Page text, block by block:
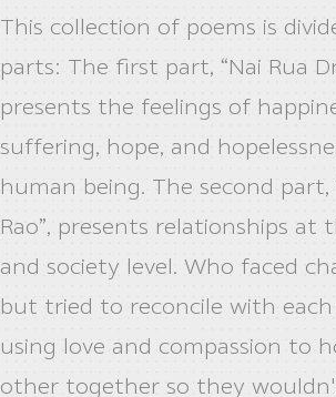
This collection of poems is
parts: The first part, “Nai Rua
presents the feelings of
suffering, hope, and
human being. The second part,
Rao”, presents relationships at
and society level. Who faced
but tried to reconcile with
using love and compassion to
other together so they